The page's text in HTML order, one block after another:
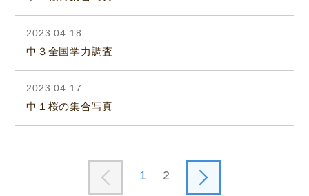
2023.04.18
中３全国学力調査
2023.04.17
中１桜の集合写真
1 2